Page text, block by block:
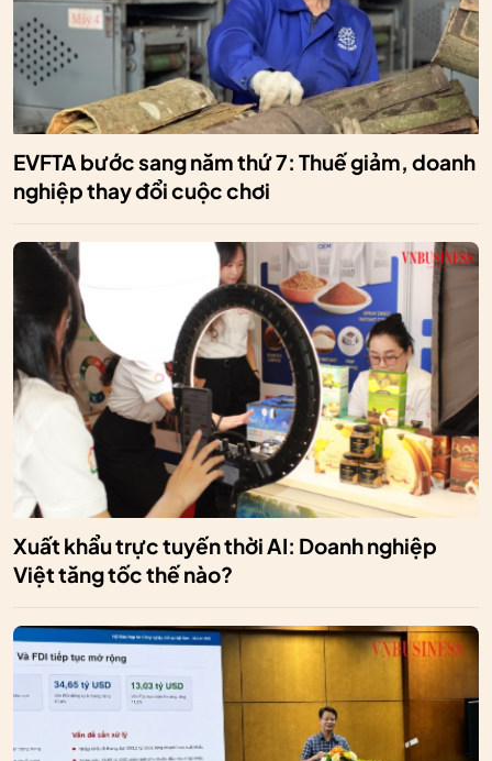
EVFTA bước sang năm thứ 7: Thuế giảm, doanh
nghiệp thay đổi cuộc chơi
Xuất khẩu trực tuyến thời AI: Doanh nghiệp
Việt tăng tốc thế nào?